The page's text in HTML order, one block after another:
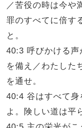
／苦役の時は今や
罪のすべてに倍す
と。
40:3 呼びかける声
を備え／わたした
を通せ。
40:4 谷はすべて身
よ。険しい道は平